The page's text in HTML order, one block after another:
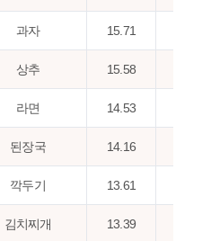
과자 15.71
상추 15.58
라면 14.53
된장국 14.16
깍두기 13.61
김치찌개 13.39